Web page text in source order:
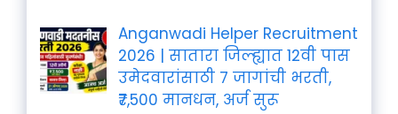
Anganwadi Helper Recruitment
2026 | सातारा जिल्ह्यात 12वी पास
उमेदवारांसाठी 7 जागांची भरती,
₹7,500 मानधन, अर्ज सुरू